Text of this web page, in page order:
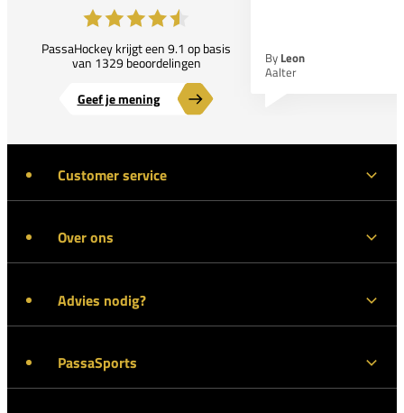
PassaHockey krijgt een 9.1 op basis
van 1329 beoordelingen
Geef je mening
By Leon
Aalter
Customer service
Over ons
Advies nodig?
PassaSports